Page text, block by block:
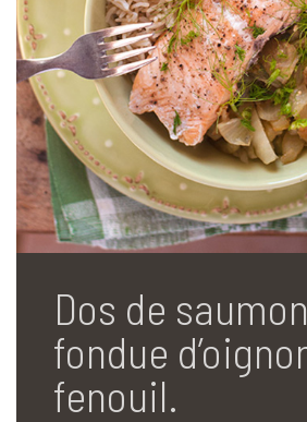
Dos de
fondue
fenouil.